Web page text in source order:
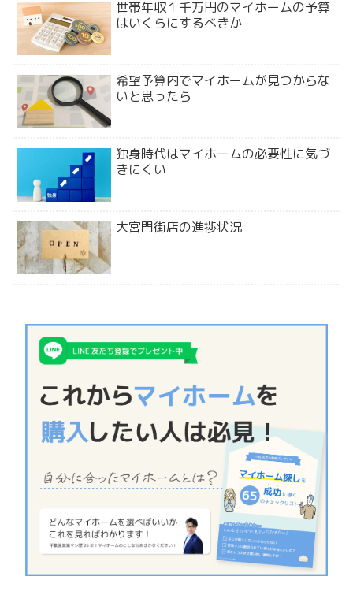
世帯年収１千万円のマイホームの予算
はいくらにするべきか
希望予算内でマイホームが見つからな
いと思ったら
独身時代はマイホームの必要性に気づ
きにくい
大宮門街店の進捗状況